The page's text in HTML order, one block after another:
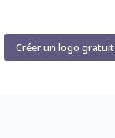
Créer un logo gratuit